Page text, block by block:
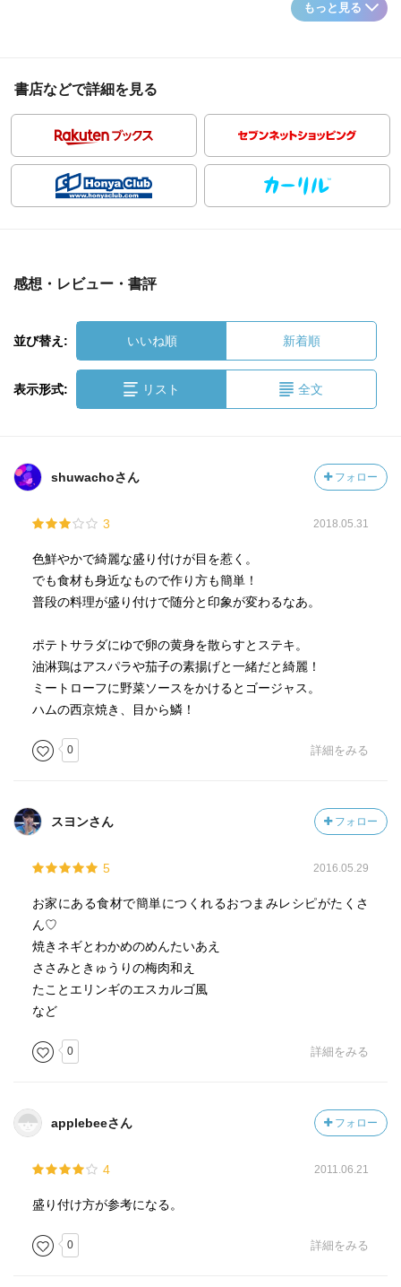
もっと見る
書店などで詳細を見る
感想・レビュー・書評
並び替え: いいね順 新着順
表示形式: リスト 全文
shuwachoさん フォロー
3 2018.05.31
色鮮やかで綺麗な盛り付けが目を惹く。
でも食材も身近なもので作り方も簡単！
普段の料理が盛り付けで随分と印象が変わるなあ。
ポテトサラダにゆで卵の黄身を散らすとステキ。
油淋鶏はアスパラや茄子の素揚げと一緒だと綺麗！
ミートローフに野菜ソースをかけるとゴージャス。
ハムの西京焼き、目から鱗！
0 詳細をみる
スヨンさん フォロー
5 2016.05.29
お家にある食材で簡単につくれるおつまみレシピがたくさ
ん♡
焼きネギとわかめのめんたいあえ
ささみときゅうりの梅肉和え
たことエリンギのエスカルゴ風
など
0 詳細をみる
applebeeさん フォロー
4 2011.06.21
盛り付け方が参考になる。
0 詳細をみる